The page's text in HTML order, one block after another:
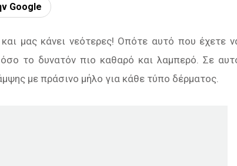
Google
μας κάνει νεότερες! Οπότε αυτό που έχετε
το δυνατόν πιο καθαρό και λαμπερό. Σε
με πράσινο μήλο για κάθε τύπο δέρματος.